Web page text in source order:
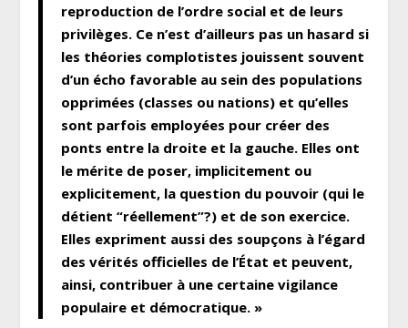
reproduction de l’ordre social et de leurs
privilèges. Ce n’est d’ailleurs pas un hasard si
les théories complotistes jouissent souvent
d’un écho favorable au sein des populations
opprimées (classes ou nations) et qu’elles
sont parfois employées pour créer des
ponts entre la droite et la gauche. Elles ont
le mérite de poser, implicitement ou
explicitement, la question du pouvoir (qui le
détient “réellement”?) et de son exercice.
Elles expriment aussi des soupçons à l’égard
des vérités officielles de l’État et peuvent,
ainsi, contribuer à une certaine vigilance
populaire et démocratique. »